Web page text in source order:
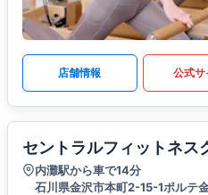
店舗情報 公式サ
セントラルフィットネス
内灘駅から車で14分
石川県金沢市本町2-15-1ポルテ